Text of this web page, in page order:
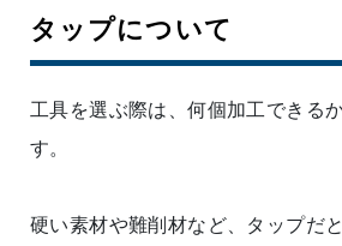
タップについて
工具を選ぶ際は、何個加工できる
す。
硬い素材や難削材など、タップだ